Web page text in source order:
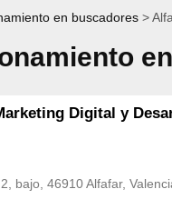
en buscadores
Digital y
bajo, 46910 Alfafar,